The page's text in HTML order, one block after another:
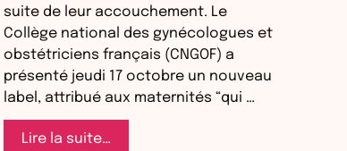
suite de leur accouchement. Le
Collège national des gynécologues et
obstétriciens français (CNGOF) a
présenté jeudi 17 octobre un nouveau
label, attribué aux maternités “qui …
Lire la suite…